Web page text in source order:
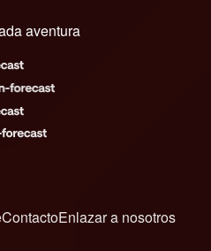
aventura
ContactoEnlazar a nosotros